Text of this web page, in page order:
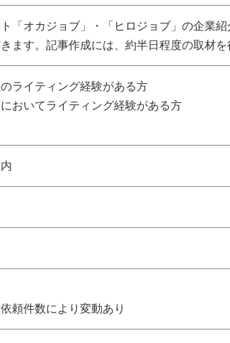
「オカジョブ」・「ヒロジョブ」の企業
ます。記事作成には、約半日程度の取材を
ライティング経験がある方
においてライティング経験がある方
頼件数により変動あり